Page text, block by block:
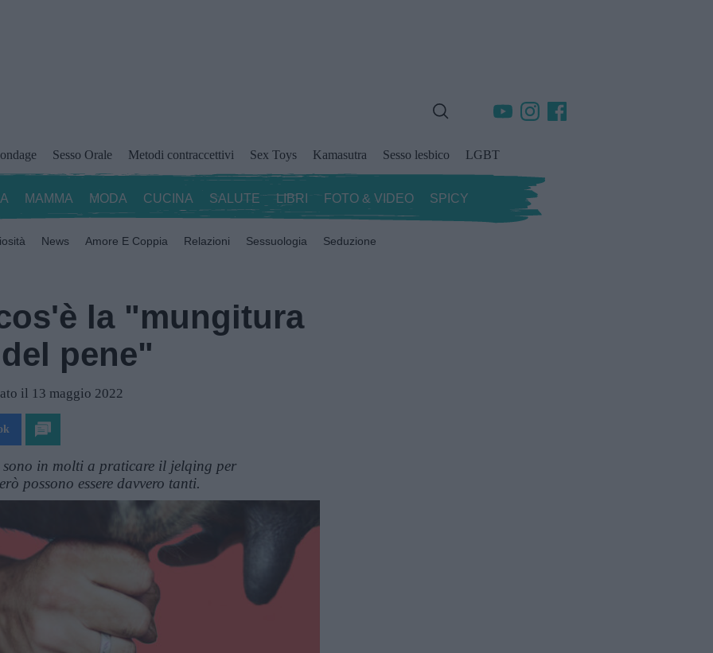
Sesso Orale Metodi contraccettivi Sex Toys Kamasutra Sesso lesbico LGBT
MAMMA MODA CUCINA SALUTE LIBRI FOTO & VIDEO SPICY
News Amore E Coppia Relazioni Sessuologia Seduzione
la "mungitura
pene"
il 13 maggio 2022
sono in molti a praticare il jelqing per
possono essere davvero tanti.